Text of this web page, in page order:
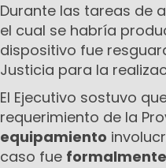
Durante las tareas de
el cual se habría
dispositivo fue
Justicia para la
El Ejecutivo sostuvo
requerimiento de la
equipamiento
caso fue